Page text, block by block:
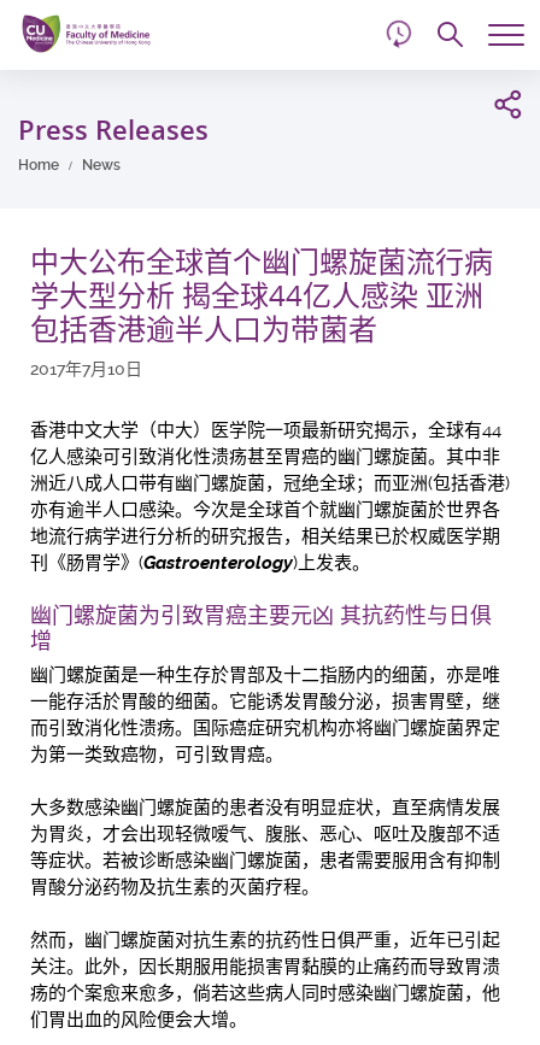
Skip
main
content
Press Releases
Home News
中大公布全球首个幽门螺旋菌流行病
学大型分析 揭全球44亿人感染 亚洲
包括香港逾半人口为带菌者
2017年7月10日
香港中文大学（中大）医学院一项最新研究揭示，全球有44
亿人感染可引致消化性溃疡甚至胃癌的幽门螺旋菌。其中非
洲近八成人口带有幽门螺旋菌，冠绝全球；而亚洲(包括香港)
亦有逾半人口感染。今次是全球首个就幽门螺旋菌於世界各
地流行病学进行分析的研究报告，相关结果已於权威医学期
刊《肠胃学》(Gastroenterology)上发表。
幽门螺旋菌为引致胃癌主要元凶 其抗药性与日俱
增
幽门螺旋菌是一种生存於胃部及十二指肠内的细菌，亦是唯
一能存活於胃酸的细菌。它能诱发胃酸分泌，损害胃壁，继
而引致消化性溃疡。国际癌症研究机构亦将幽门螺旋菌界定
为第一类致癌物，可引致胃癌。
大多数感染幽门螺旋菌的患者没有明显症状，直至病情发展
为胃炎，才会出现轻微嗳气、腹胀、恶心、呕吐及腹部不适
等症状。若被诊断感染幽门螺旋菌，患者需要服用含有抑制
胃酸分泌药物及抗生素的灭菌疗程。
然而，幽门螺旋菌对抗生素的抗药性日俱严重，近年已引起
关注。此外，因长期服用能损害胃黏膜的止痛药而导致胃溃
疡的个案愈来愈多，倘若这些病人同时感染幽门螺旋菌，他
们胃出血的风险便会大增。